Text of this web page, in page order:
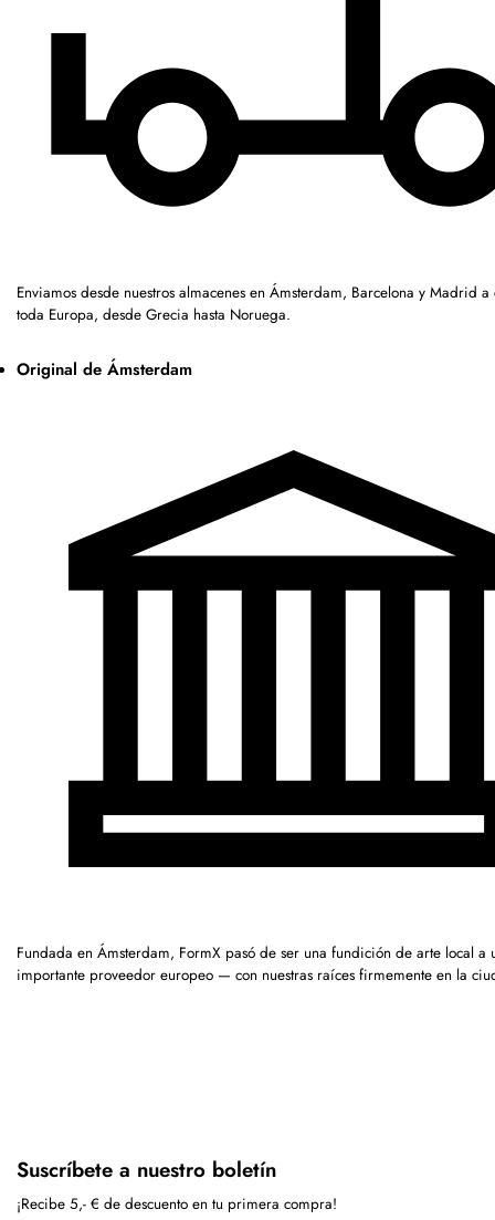
Enviamos desde nuestros almacenes en Ámsterdam, Barcelona y Madrid a
toda Europa, desde Grecia hasta Noruega.
Original de Ámsterdam
Fundada en Ámsterdam, FormX pasó de ser una fundición de arte local a
importante proveedor europeo — con nuestras raíces firmemente en la
Suscríbete a nuestro boletín
¡Recibe 5,- € de descuento en tu primera compra!